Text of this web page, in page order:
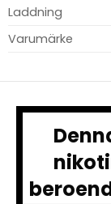
Laddning
Varumärke